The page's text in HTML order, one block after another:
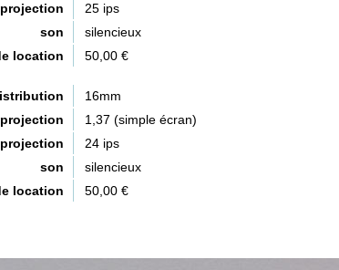
25 ips
son
silencieux
location
50,00 €
16mm
1,37 (simple écran)
24 ips
son
silencieux
location
50,00 €